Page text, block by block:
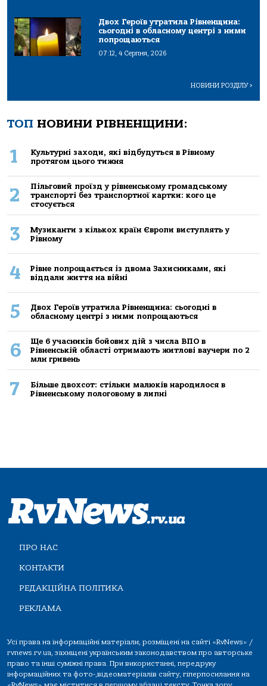
Двох Героїв утратила Рівненщина:
сьогодні в обласному центрі з ними
попрощаються
07:12, 4 Серпня, 2026
НОВИНИ РОЗДІЛУ>
ТОП НОВИНИ РІВНЕНЩИНИ:
1
Культурні заходи, які відбудуться в Рівному
протягом цього тижня
2
Пільговий проїзд у рівненському громадському
транспорті без транспортної картки: кого це
стосується
3
Музиканти з кількох країн Європи виступлять у
Рівному
4
Рівне попрощається із двома Захисниками, які
віддали життя на війні
5
Двох Героїв утратила Рівненщина: сьогодні в
обласному центрі з ними попрощаються
6
Ще 6 учасників бойових дій з числа ВПО в
Рівненській області отримають житлові ваучери по 2
млн гривень
7
Більше двохсот: стільки малюків народилося в
Рівненському пологовому в липні
ПРО НАС
КОНТАКТИ
РЕДАКЦІЙНА ПОЛІТИКА
РЕКЛАМА
Усі права на інформаційні матеріали, розміщені на сайті «RvNews» /
rvnews.rv.ua, захищені українським законодавством про авторське
право та інші суміжні права. При використанні, передруку
інформаційних та фото-,відеоматеріалів сайту, гіперпосилання на